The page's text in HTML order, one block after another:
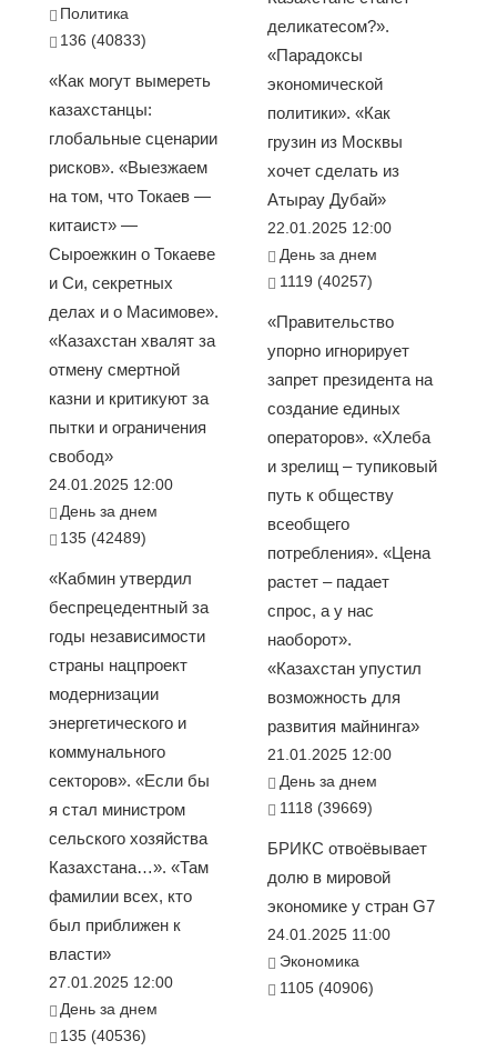
Политика
136 (40833)
«Как могут вымереть
казахстанцы:
глобальные сценарии
рисков». «Выезжаем
на том, что Токаев —
китаист» —
Сыроежкин о Токаеве
и Си, секретных
делах и о Масимове».
«Казахстан хвалят за
отмену смертной
казни и критикуют за
пытки и ограничения
свобод»
24.01.2025 12:00
День за днем
135 (42489)
«Кабмин утвердил
беспрецедентный за
годы независимости
страны нацпроект
модернизации
энергетического и
коммунального
секторов». «Если бы
я стал министром
сельского хозяйства
Казахстана…». «Там
фамилии всех, кто
был приближен к
власти»
27.01.2025 12:00
День за днем
135 (40536)
деликатесом?».
«Парадоксы
экономической
политики». «Как
грузин из Москвы
хочет сделать из
Атырау Дубай»
22.01.2025 12:00
День за днем
1119 (40257)
«Правительство
упорно игнорирует
запрет президента на
создание единых
операторов». «Хлеба
и зрелищ – тупиковый
путь к обществу
всеобщего
потребления». «Цена
растет – падает
спрос, а у нас
наоборот».
«Казахстан упустил
возможность для
развития майнинга»
21.01.2025 12:00
День за днем
1118 (39669)
БРИКС отвоёвывает
долю в мировой
экономике у стран G7
24.01.2025 11:00
Экономика
1105 (40906)